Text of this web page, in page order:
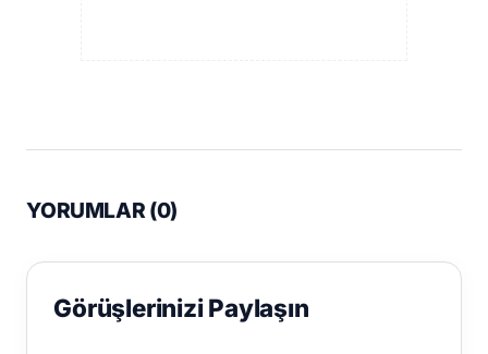
YORUMLAR (0)
Görüşlerinizi Paylaşın